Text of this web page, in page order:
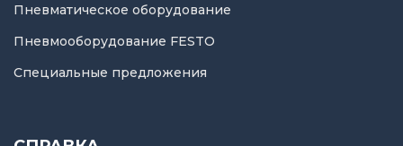
Пневматическое оборудование
Пневмооборудование FESTO
Специальные предложения